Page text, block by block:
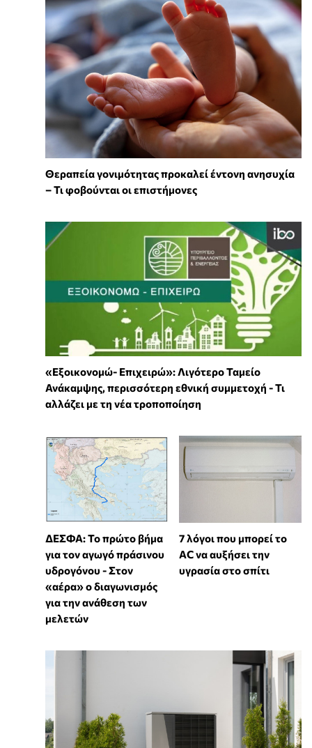
Θεραπεία γονιμότητας προκαλεί έντονη ανησυχία
– Τι φοβούνται οι επιστήμονες
«Εξοικονομώ- Επιχειρώ»: Λιγότερο Ταμείο
Ανάκαμψης, περισσότερη εθνική συμμετοχή - Τι
αλλάζει με τη νέα τροποποίηση
ΔΕΣΦΑ: Το πρώτο βήμα
για τον αγωγό πράσινου
υδρογόνου - Στον
«αέρα» ο διαγωνισμός
για την ανάθεση των
μελετών
7 λόγοι που μπορεί το
AC να αυξήσει την
υγρασία στο σπίτι